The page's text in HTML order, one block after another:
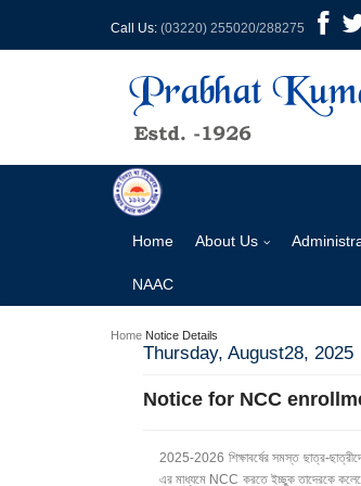
Call Us: (03220) 255020/288275
Home About Us
NAAC
Home Notice Details
Thursday, August28, 2025
Notice for NCC
2025-2026 শিক্ষাবর্ষের সমস্ত ছাত্র-
এর মাধ্যমে NCC করতে ইচ্ছুক তাদেরকে